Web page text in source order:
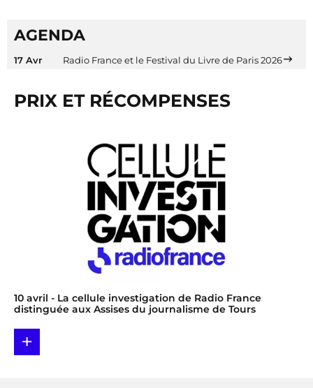
AGENDA
17 Avr Radio France et le Festival du Livre de Paris 2026
PRIX ET RÉCOMPENSES
10 avril - La cellule investigation de Radio France
distinguée aux Assises du journalisme de Tours
+